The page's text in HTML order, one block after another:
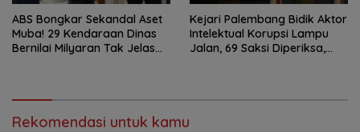
ABS Bongkar Sekandal Aset
Muba! 29 Kendaraan Dinas
Bernilai Milyaran Tak Jelas
Kejari Palembang Bidik Aktor
Intelektual Korupsi Lampu
Jalan, 69 Saksi Diperiksa,
Rekomendasi untuk kamu